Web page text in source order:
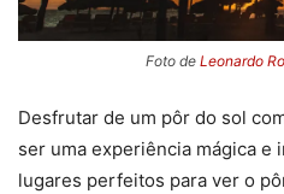
Foto de Leonardo
Desfrutar de um pôr do sol
ser uma experiência mágica e
lugares perfeitos para ver o